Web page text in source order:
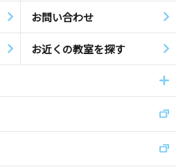
お問い合わせ
お近くの教室を探す